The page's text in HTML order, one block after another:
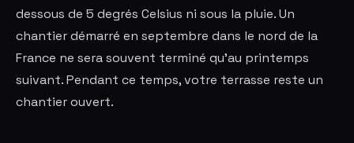
dessous de 5 degrés Celsius ni sous la pluie. Un
chantier démarré en septembre dans le nord de la
France ne sera souvent terminé qu'au printemps
suivant. Pendant ce temps, votre terrasse reste un
chantier ouvert.